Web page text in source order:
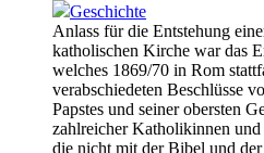
Geschichte
Anlass für die Entstehung
katholischen Kirche war das
welches 1869/70 in Rom
verabschiedeten Beschlüsse
Papstes und seiner obersten
zahlreicher Katholikinnen
die nicht mit der Bibel und